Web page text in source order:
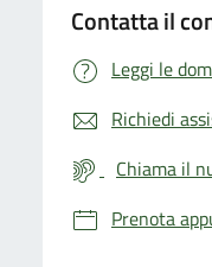
Contatta il
Leggi le
Richiedi
Chiama il
Prenota